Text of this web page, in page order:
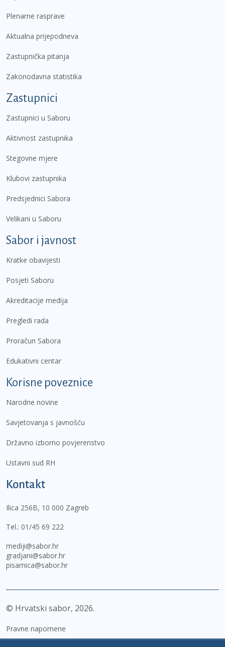
Plenarne rasprave
Aktualna prijepodneva
Zastupnička pitanja
Zakonodavna statistika
Zastupnici
Zastupnici u Saboru
Aktivnost zastupnika
Stegovne mjere
Klubovi zastupnika
Predsjednici Sabora
Velikani u Saboru
Sabor i javnost
Kratke obavijesti
Posjeti Saboru
Akreditacije medija
Pregledi rada
Proračun Sabora
Edukativni centar
Korisne poveznice
Narodne novine
Savjetovanja s javnošću
Državno izborno povjerenstvo
Ustavni sud RH
Kontakt
Ilica 256B, 10 000 Zagreb
Tel.: 01/45 69 222
mediji@sabor.hr
gradjani@sabor.hr
pisarnica@sabor.hr
© Hrvatski sabor, 2026
Pravne napomene